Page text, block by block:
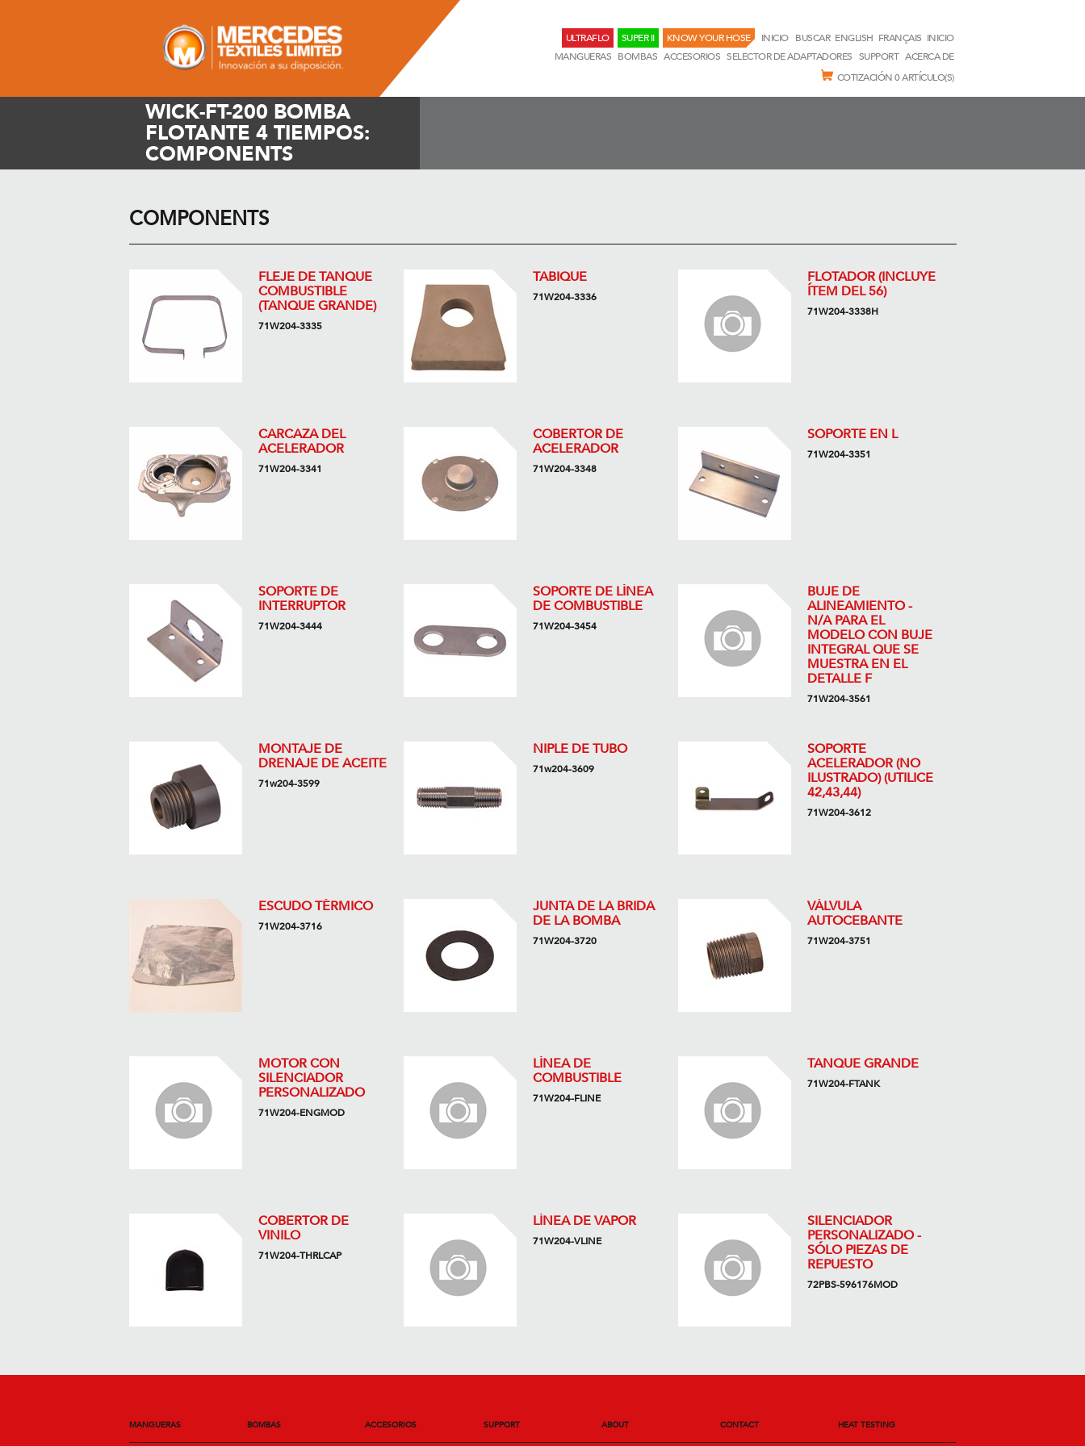
ULTRAFLO SUPER II KNOW YOUR HOSE INICIO BUSCAR ENGLISH FRANÇAIS INICIO
MANGUERAS BOMBAS ACCESORIOS SELECTOR DE ADAPTADORES SUPPORT ACERCA DE
COTIZACIÓN0 ARTÍCULO(S)
WICK-FT-200 BOMBA
FLOTANTE 4 TIEMPOS:
COMPONENTS
COMPONENTS
FLEJE DE TANQUE
COMBUSTIBLE
(TANQUE GRANDE)
71W204-3335
TABIQUE
71W204-3336
FLOTADOR (INCLUYE
ÍTEM DEL 56)
71W204-3338H
CARCAZA DEL
ACELERADOR
71W204-3341
COBERTOR DE
ACELERADOR
71W204-3348
SOPORTE EN L
71W204-3351
SOPORTE DE
INTERRUPTOR
71W204-3444
SOPORTE DE LÍNEA
DE COMBUSTIBLE
71W204-3454
BUJE DE
ALINEAMIENTO -
N/A PARA EL
MODELO CON BUJE
INTEGRAL QUE SE
MUESTRA EN EL
DETALLE F
71W204-3561
MONTAJE DE
DRENAJE DE ACEITE
71w204-3599
NIPLE DE TUBO
71w204-3609
SOPORTE
ACELERADOR (NO
ILUSTRADO) (UTILICE
42,43,44)
71W204-3612
ESCUDO TÉRMICO
71W204-3716
JUNTA DE LA BRIDA
DE LA BOMBA
71W204-3720
VÁLVULA
AUTOCEBANTE
71W204-3751
MOTOR CON
SILENCIADOR
PERSONALIZADO
71W204-ENGMOD
LÍNEA DE
COMBUSTIBLE
71W204-FLINE
TANQUE GRANDE
71W204-FTANK
COBERTOR DE
VINILO
71W204-THRLCAP
LÍNEA DE VAPOR
71W204-VLINE
SILENCIADOR
PERSONALIZADO -
SÓLO PIEZAS DE
REPUESTO
72PBS-596176MOD
MANGUERAS BOMBAS ACCESORIOS SUPPORT ABOUT CONTACT HEAT TESTING